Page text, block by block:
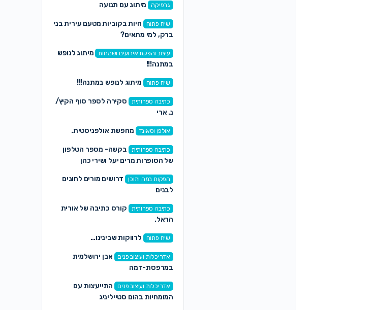
גרפיקה מיתוג עם תנועה
שיח פתוח
חיות בקוביות מטעם עירית בני
ברק, למי מתאים?
עיצוב והפקת אירועים ושמחות
מיתוג לנופש
במתנה!!!
שיח פתוח מיתוג לנופש במתנה!!!
כתיבה ספרותית
סקירה לספר סוף הקיץ/
נ. ארי
אולפן וסאונד מחפשת אולפניסטית.
כתיבה ספרותית
בקשה- מספר הטלפון
של הסופרות מרים יעל ושירי כהן
הפקות במה ותוכן
דרושים מורים לחוגים
לבנים
כתיבה ספרותית
קורס כתיבה של אורית
הראל.
שיח פתוח לרווקות שבינינו…
אדריכלות ועיצוב פנים
אבן ירושלמית
במרפסת-דמה
אדריכלות ועיצוב פנים
התייעצות עם
המומחיות בהום סטייליניג